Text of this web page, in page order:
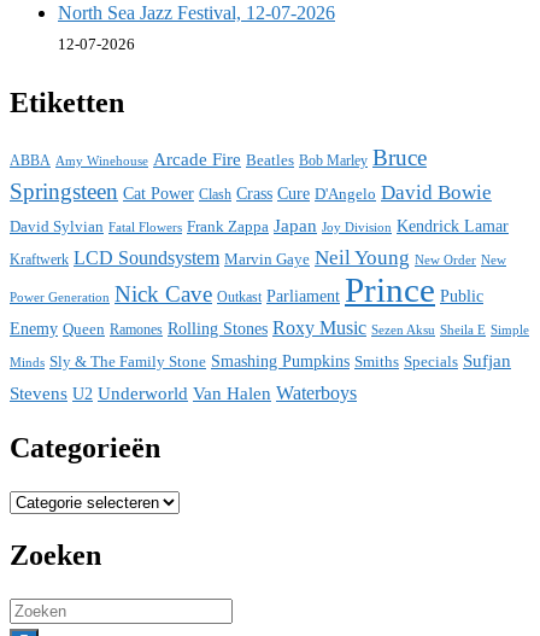
North Sea Jazz Festival, 12-07-2026
12-07-2026
Etiketten
ABBA Amy Winehouse Arcade Fire Beatles Bob Marley Bruce
Springsteen Cat Power Clash Crass Cure D'Angelo David Bowie
David Sylvian Fatal Flowers Frank Zappa Japan Joy Division Kendrick Lamar
Kraftwerk LCD Soundsystem Marvin Gaye Neil Young New Order New
Power Generation Nick Cave Outkast Parliament Prince Public
Enemy Queen Ramones Rolling Stones Roxy Music Sezen Aksu Sheila E Simple
Minds Sly & The Family Stone Smashing Pumpkins Smiths Specials Sufjan
Stevens U2 Underworld Van Halen Waterboys
Categorieën
Categorieën
Zoeken
Search